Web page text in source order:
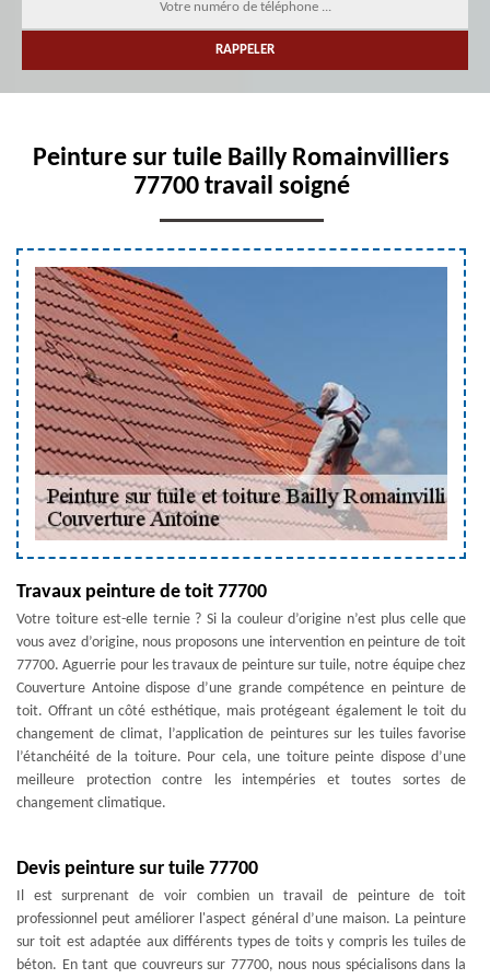
Peinture sur tuile Bailly Romainvilliers
77700 travail soigné
Travaux peinture de toit 77700
Votre toiture est-elle ternie ? Si la couleur d’origine n’est plus celle que
vous avez d’origine, nous proposons une intervention en peinture de toit
77700. Aguerrie pour les travaux de peinture sur tuile, notre équipe chez
Couverture Antoine dispose d’une grande compétence en peinture de
toit. Offrant un côté esthétique, mais protégeant également le toit du
changement de climat, l’application de peintures sur les tuiles favorise
l’étanchéité de la toiture. Pour cela, une toiture peinte dispose d’une
meilleure protection contre les intempéries et toutes sortes de
changement climatique.
Devis peinture sur tuile 77700
Il est surprenant de voir combien un travail de peinture de toit
professionnel peut améliorer l'aspect général d’une maison. La peinture
sur toit est adaptée aux différents types de toits y compris les tuiles de
béton. En tant que couvreurs sur 77700, nous nous spécialisons dans la